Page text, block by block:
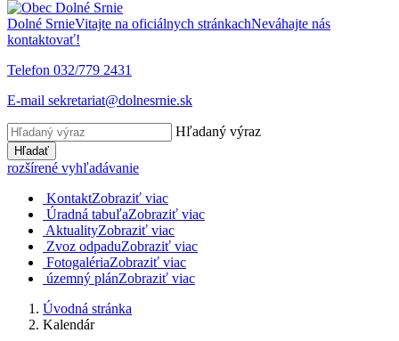
Dolné SrnieVitajte na oficiálnych stránkachNeváhajte nás
kontaktovať!
Telefon 032/779 2431
E-mail sekretariat@dolnesrnie.sk
Hľadaný výraz
Hľadať
rozšírené vyhľadávanie
KontaktZobraziť viac
Úradná tabuľaZobraziť viac
AktualityZobraziť viac
Zvoz odpaduZobraziť viac
FotogalériaZobraziť viac
územný plánZobraziť viac
Úvodná stránka
Kalendár